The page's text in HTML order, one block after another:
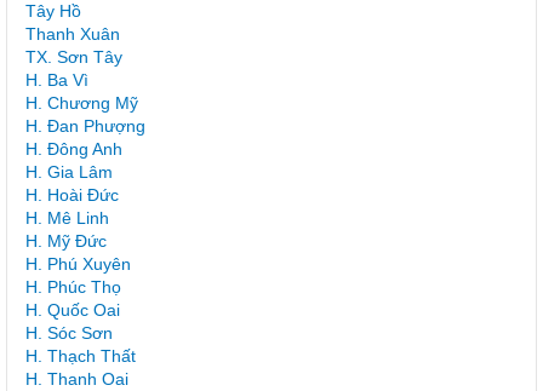
Tây Hồ
Thanh Xuân
TX. Sơn Tây
H. Ba Vì
H. Chương Mỹ
H. Đan Phượng
H. Đông Anh
H. Gia Lâm
H. Hoài Đức
H. Mê Linh
H. Mỹ Đức
H. Phú Xuyên
H. Phúc Thọ
H. Quốc Oai
H. Sóc Sơn
H. Thạch Thất
H. Thanh Oai